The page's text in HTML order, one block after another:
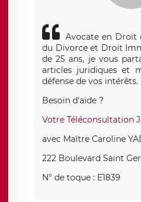
Avocate en Droit
du Divorce et Droit
de 25 ans, je vous
articles juridiques et
défense de vos intérêts.
Besoin d'aide ?
Votre Téléconsultation
avec Maître Caroline
222 Boulevard Saint
N° de toque : E1839